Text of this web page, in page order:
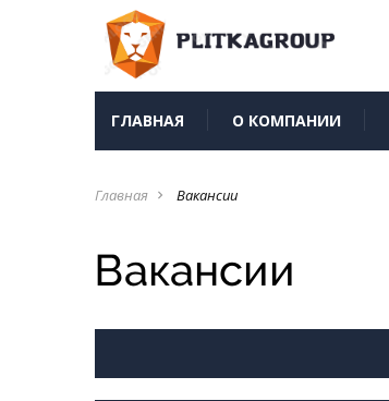
ГЛАВНАЯ О КОМПАНИИ
Главная navigate_next Вакансии
Вакансии